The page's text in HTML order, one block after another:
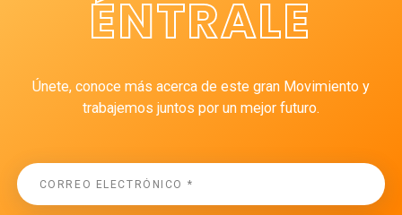
ÉNTRALE
Únete, conoce más acerca de este gran Movimiento y
trabajemos juntos por un mejor futuro.